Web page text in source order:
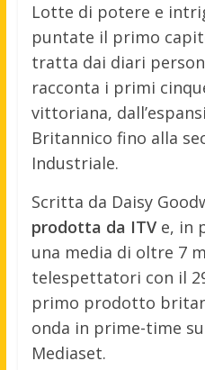
Lotte di potere e
puntate il primo
tratta dai diari
racconta i primi
vittoriana,
Britannico fino alla
Industriale.
Scritta da Daisy
prodotta da ITVe, in
una media di oltre 7
telespettatori con il
primo prodotto
onda in prime-time
Mediaset.